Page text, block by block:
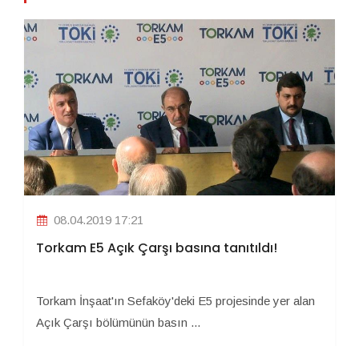
08.04.2019 17:21
Torkam E5 Açık Çarşı basına tanıtıldı!
Torkam İnşaat'ın Sefaköy'deki E5 projesinde yer alan
Açık Çarşı bölümünün basın ...